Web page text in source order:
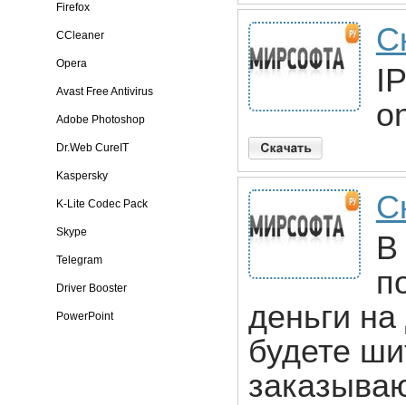
Firefox
CCleaner
Opera
Avast Free Antivirus
Adobe Photoshop
Dr.Web CureIT
Kaspersky
K-Lite Codec Pack
Skype
Telegram
Driver Booster
PowerPoint
В
деньги
будете